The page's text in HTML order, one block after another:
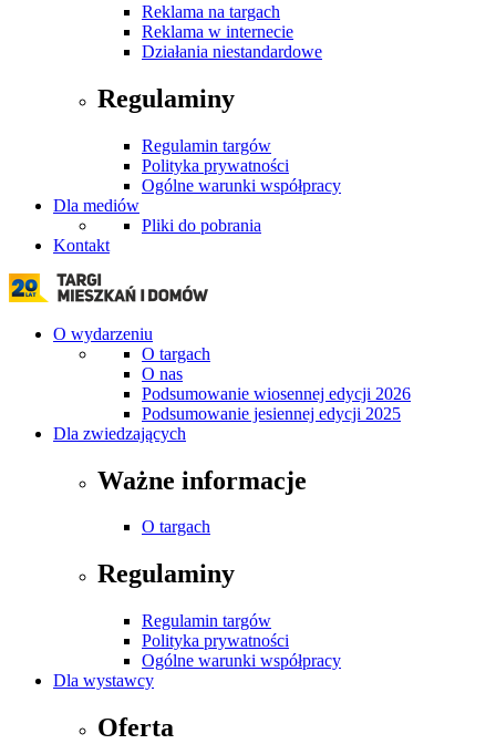
Reklama na targach
Reklama w internecie
Działania niestandardowe
Regulaminy
Regulamin targów
Polityka prywatności
Ogólne warunki współpracy
Dla mediów
Pliki do pobrania
Kontakt
O wydarzeniu
O targach
O nas
Podsumowanie wiosennej edycji 2026
Podsumowanie jesiennej edycji 2025
Dla zwiedzających
Ważne informacje
O targach
Regulaminy
Regulamin targów
Polityka prywatności
Ogólne warunki współpracy
Dla wystawcy
Oferta